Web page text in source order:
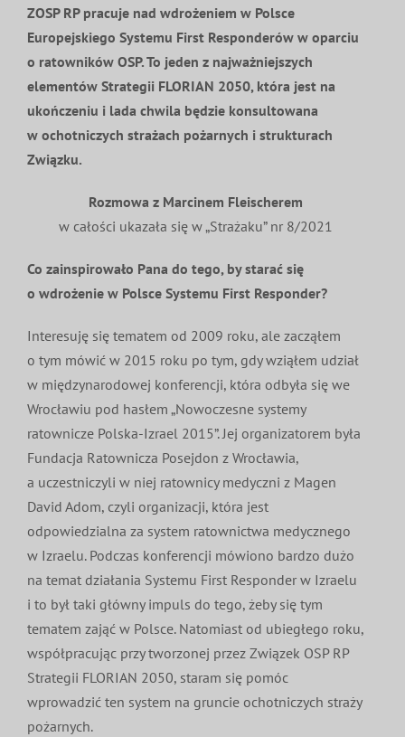
ZOSP RP pracuje nad wdrożeniem w Polsce
Europejskiego Systemu First Responderów w oparciu
o ratowników OSP. To jeden z najważniejszych
elementów Strategii FLORIAN 2050, która jest na
ukończeniu i lada chwila będzie konsultowana
w ochotniczych strażach pożarnych i strukturach
Związku.
Rozmowa z Marcinem Fleischerem
w całości ukazała się w „Strażaku” nr 8/2021
Co zainspirowało Pana do tego, by starać się
o wdrożenie w Polsce Systemu First Responder?
Interesuję się tematem od 2009 roku, ale zacząłem
o tym mówić w 2015 roku po tym, gdy wziąłem udział
w międzynarodowej konferencji, która odbyła się we
Wrocławiu pod hasłem „Nowoczesne systemy
ratownicze Polska-Izrael 2015”. Jej organizatorem była
Fundacja Ratownicza Posejdon z Wrocławia,
a uczestniczyli w niej ratownicy medyczni z Magen
David Adom, czyli organizacji, która jest
odpowiedzialna za system ratownictwa medycznego
w Izraelu. Podczas konferencji mówiono bardzo dużo
na temat działania Systemu First Responder w Izraelu
i to był taki główny impuls do tego, żeby się tym
tematem zająć w Polsce. Natomiast od ubiegłego roku,
współpracując przy tworzonej przez Związek OSP RP
Strategii FLORIAN 2050, staram się pomóc
wprowadzić ten system na gruncie ochotniczych straży
pożarnych.